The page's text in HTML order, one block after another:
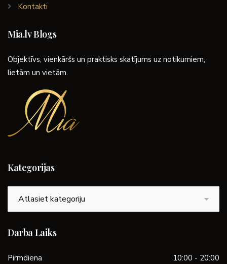
Kontakti
Mia.lv Blogs
Objektīvs, vienkāršs un praktisks skatījums uz notikumiem,
lietām un vietām.
Kategorijas
Darba Laiks
Pirmdiena
10:00 - 20:00